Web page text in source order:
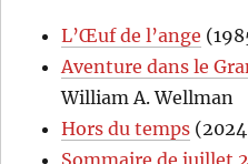
L’Œuf de l’ange
Aventure dans le
William A. Wellman
Hors du temps